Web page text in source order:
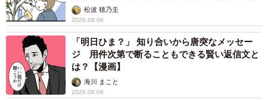
松波 穂乃圭
2026.08.06
「明日ひま？」 知り合いから唐突なメッセー
ジ 用件次第で断ることもできる賢い返信文と
は？【漫画】
海川 まこと
2026.08.06